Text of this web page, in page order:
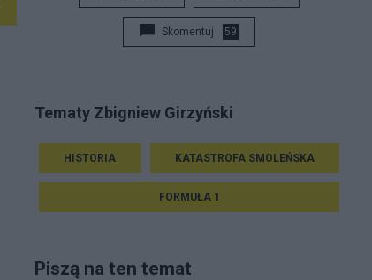
Skomentuj 59
Tematy Zbigniew Girzyński
HISTORIA KATASTROFA SMOLEŃSKA
FORMUŁA 1
Piszą na ten temat